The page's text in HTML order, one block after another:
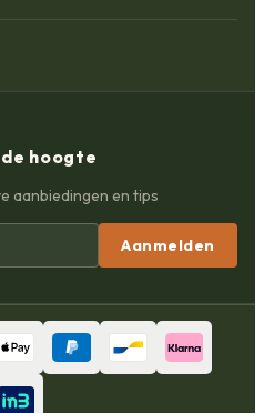
hoogte
aanbiedingen en tips
Aanmelden